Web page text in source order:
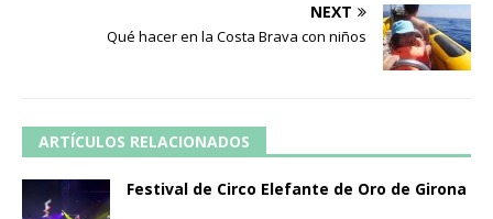
NEXT
Qué hacer en la Costa Brava con niños
ARTÍCULOS RELACIONADOS
Festival de Circo Elefante de Oro de Girona